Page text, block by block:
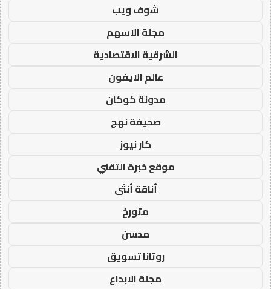
شوف ويب
مجلة الاسهم
الشرقية الاقتصادية
عالم الايفون
مدونة كوكان
صحيفة نهج
كار نيوز
موقع خبرة التقني
أناقة أنثى
متورخ
مدسن
روتانا تسويق
مجلة الابداع